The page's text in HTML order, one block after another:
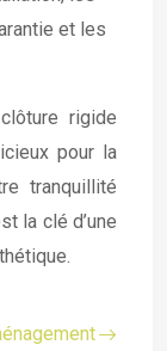
et les
rigide
pour la
tranquillité
la clé d’une